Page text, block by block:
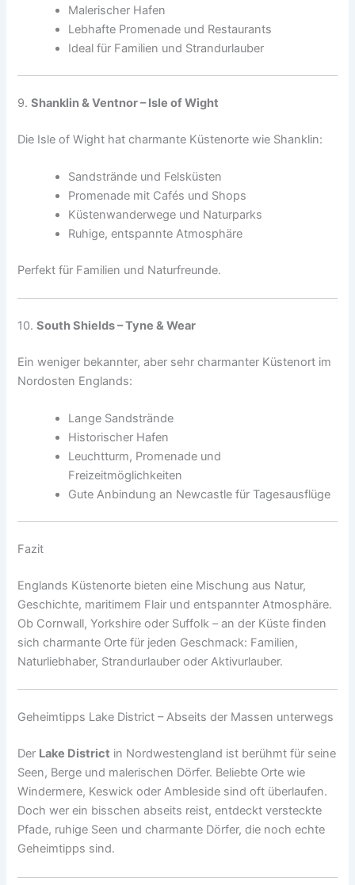
Malerischer Hafen
Lebhafte Promenade und Restaurants
Ideal für Familien und Strandurlauber
9.Shanklin & Ventnor – Isle of Wight
Die Isle of Wight hat charmante Küstenorte wie Shanklin:
Sandstrände und Felsküsten
Promenade mit Cafés und Shops
Küstenwanderwege und Naturparks
Ruhige, entspannte Atmosphäre
Perfekt für Familien und Naturfreunde.
10.South Shields – Tyne & Wear
Ein weniger bekannter, aber sehr charmanter Küstenort im
Nordosten Englands:
Lange Sandstrände
Historischer Hafen
Leuchtturm, Promenade und
Freizeitmöglichkeiten
Gute Anbindung an Newcastle für Tagesausflüge
Fazit
Englands Küstenorte bieten eine Mischung aus Natur,
Geschichte, maritimem Flair und entspannter Atmosphäre.
Ob Cornwall, Yorkshire oder Suffolk – an der Küste finden
sich charmante Orte für jeden Geschmack: Familien,
Naturliebhaber, Strandurlauber oder Aktivurlauber.
Geheimtipps Lake District – Abseits der Massen unterwegs
Der Lake District in Nordwestengland ist berühmt für seine
Seen, Berge und malerischen Dörfer. Beliebte Orte wie
Windermere, Keswick oder Ambleside sind oft überlaufen.
Doch wer ein bisschen abseits reist, entdeckt versteckte
Pfade, ruhige Seen und charmante Dörfer, die noch echte
Geheimtipps sind.